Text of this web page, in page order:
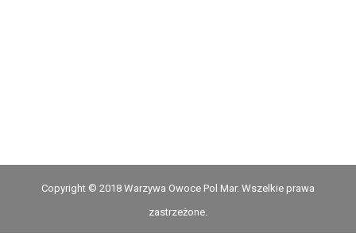
Copyright © 2018 Warzywa Owoce Pol Mar. Wszelkie prawa
zastrzeżone.